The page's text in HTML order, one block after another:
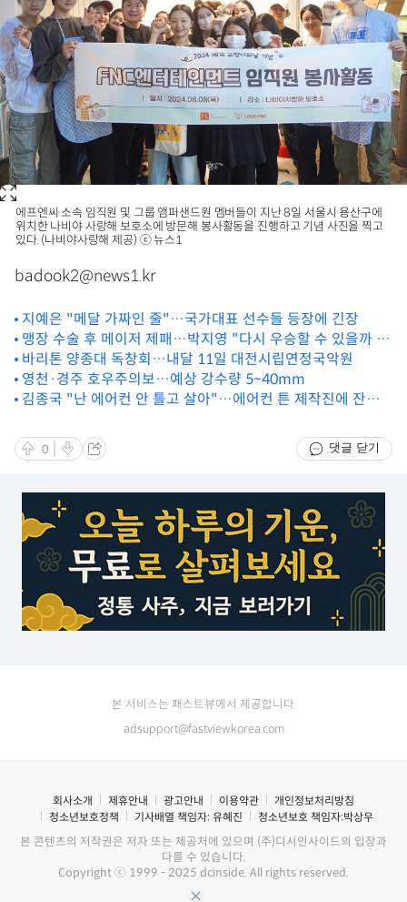
에프엔씨 소속 임직원 및 그룹 앰퍼샌드원 멤버들이 지난 8일 서울시 용산구에
위치한 나비야 사랑해 보호소에 방문해 봉사활동을 진행하고 기념 사진을 찍고
있다. (나비야사랑해 제공) ⓒ 뉴스1
badook2@news1.kr
지예은 "메달 가짜인 줄"…국가대표 선수들 등장에 긴장
맹장 수술 후 메이저 제패…박지영 "다시 우승할 수 있을까 싶
었는데"
바리톤 양종대 독창회…내달 11일 대전시립연정국악원
영천·경주 호우주의보…예상 강수량 5~40mm
김종국 "난 에어컨 안 틀고 살아"…에어컨 튼 제작진에 잔소
0 댓글 닫기
본 서비스는 패스트뷰에서 제공합니다.
adsupport@fastviewkorea.com
회사소개 제휴안내 광고안내 이용약관
개인정보처리방침
청소년보호정책
기사배열 책임자: 유혜진 청소년보호 책임자:박상우
본 콘텐츠의 저작권은 저자 또는 제공처에 있으며 (주)디시인사이드의 입장과
다를 수 있습니다.
Copyright ⓒ 1999 - 2025 dcinside. All rights reserved.